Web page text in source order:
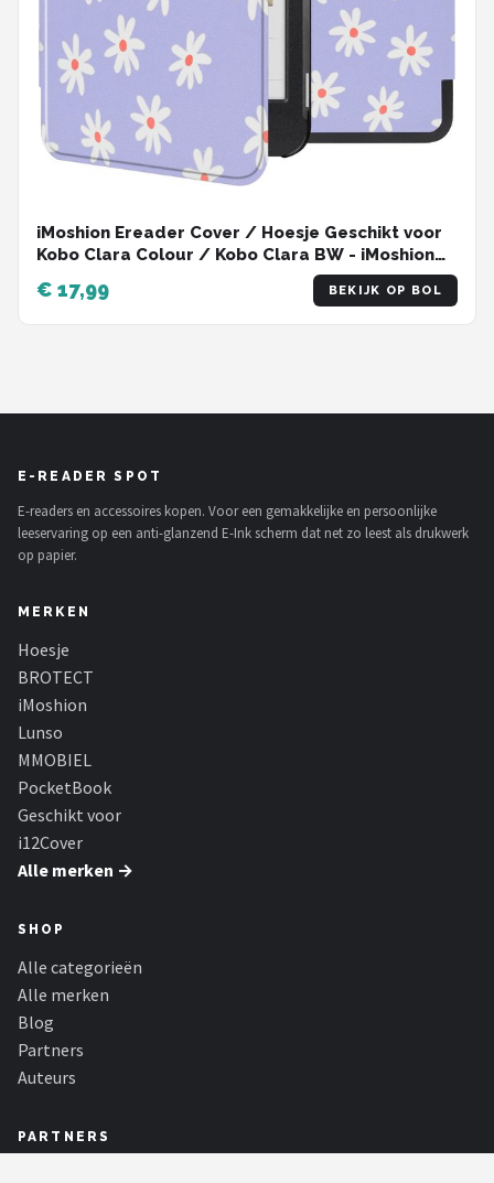
iMoshion Ereader Cover / Hoesje Geschikt voor
Kobo Clara Colour / Kobo Clara BW - iMoshion
Design Sleepcover Bookcase zonder stand - /
Flowers Distance
€ 17,99 BEKIJK OP BOL
E-READER SPOT
E-readers en accessoires kopen. Voor een gemakkelijke en persoonlijke
leeservaring op een anti-glanzend E-Ink scherm dat net zo leest als drukwerk
op papier.
MERKEN
Hoesje
BROTECT
iMoshion
Lunso
MMOBIEL
PocketBook
Geschikt voor
i12Cover
Alle merken →
SHOP
Alle categorieën
Alle merken
Blog
Partners
Auteurs
PARTNERS